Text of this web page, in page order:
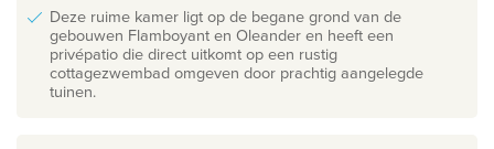
Deze ruime kamer ligt op de begane grond van de
gebouwen Flamboyant en Oleander en heeft een
privépatio die direct uitkomt op een rustig
cottagezwembad omgeven door prachtig aangelegde
tuinen.